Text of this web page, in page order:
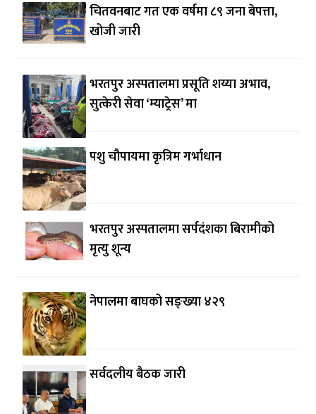
चितवनबाट गत एक वर्षमा ८९ जना बेपत्ता,
खोजी जारी
भरतपुर अस्पतालमा प्रसूति शय्या अभाव,
सुत्केरी सेवा ‘म्याट्रेस’ मा
पशु चौपायमा कृत्रिम गर्भाधान
भरतपुर अस्पतालमा सर्पदंशका बिरामीको
मृत्यु शून्य
नेपालमा बाघको सङ्ख्या ४२९
सर्वदलीय बैठक जारी